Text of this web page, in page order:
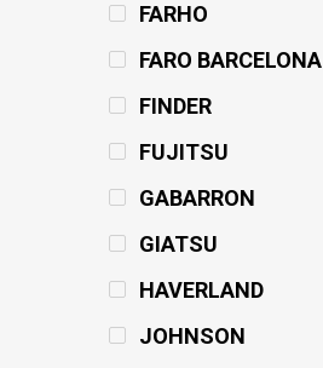
FARHO
FARO BARCELONA
FINDER
FUJITSU
GABARRON
GIATSU
HAVERLAND
JOHNSON